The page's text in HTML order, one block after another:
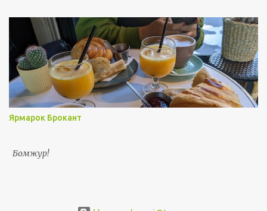
Ярмарок Брокант
Бомжур!